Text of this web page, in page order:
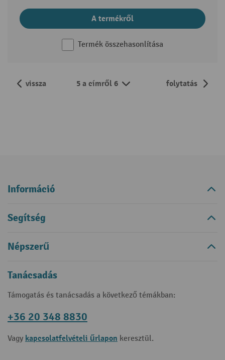
A termékről
Termék összehasonlítása
vissza 5 a címről 6 folytatás
Információ
Segítség
Népszerű
Tanácsadás
Támogatás és tanácsadás a következő témákban:
+36 20 348 8830
Vagy kapcsolatfelvételi űrlapon keresztül.